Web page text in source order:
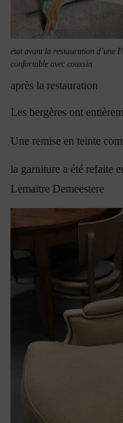
état avant la restauration d’une
confortable avec coussin
après la restauration
Les bergères ont
Une remise en teinte
la garniture a été refaite
Lemaitre Demeestere